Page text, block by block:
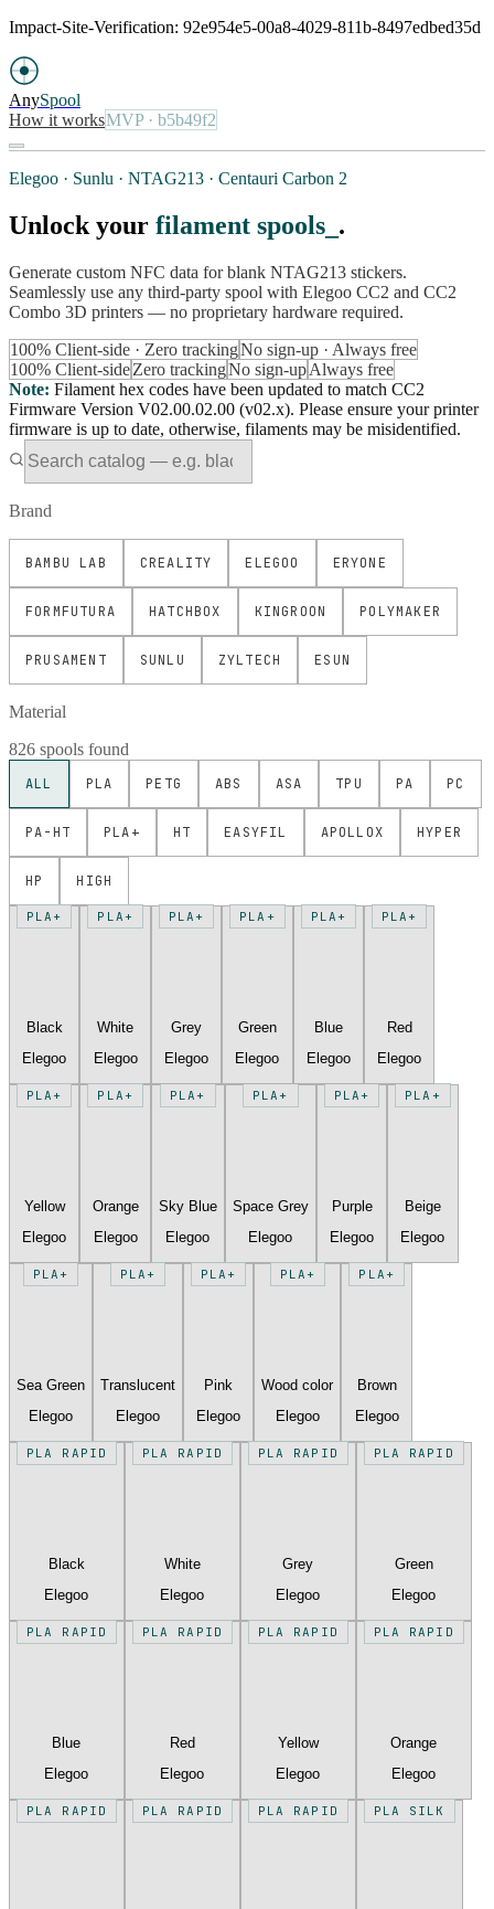
Impact-Site-Verification: 92e954e5-00a8-4029-811b-8497edbed35d
AnySpool
How it worksMVP· b5b49f2
Elegoo · Sunlu · NTAG213 · Centauri Carbon 2
Unlock your filament spools .
Generate custom NFC data for blank NTAG213 stickers.
Seamlessly use any third-party spool with Elegoo CC2 and CC2
Combo 3D printers — no proprietary hardware required.
100% Client-side · Zero trackingNo sign-up · Always free
100% Client-sideZero trackingNo sign-upAlways free
Note: Filament hex codes have been updated to match CC2
Firmware Version V02.00.02.00 (v02.x). Please ensure your printer
firmware is up to date, otherwise, filaments may be misidentified.
Brand
BAMBU LAB CREALITY ELEGOO ERYONE
FORMFUTURA HATCHBOX KINGROON POLYMAKER
PRUSAMENT SUNLU ZYLTECH ESUN
Material
826 spools found
ALL PLA PETG ABS ASA TPU PA PC
PA-HT PLA+ HT EASYFIL APOLLOX HYPER
HP HIGH
PLA+
Black
Elegoo
PLA+
White
Elegoo
PLA+
Grey
Elegoo
PLA+
Green
Elegoo
PLA+
Blue
Elegoo
PLA+
Red
Elegoo
PLA+
Yellow
Elegoo
PLA+
Orange
Elegoo
PLA+
Sky Blue
Elegoo
PLA+
Space Grey
Elegoo
PLA+
Purple
Elegoo
PLA+
Beige
Elegoo
PLA+
Sea Green
Elegoo
PLA+
Translucent
Elegoo
PLA+
Pink
Elegoo
PLA+
Wood color
Elegoo
PLA+
Brown
Elegoo
PLA RAPID
Black
Elegoo
PLA RAPID
White
Elegoo
PLA RAPID
Grey
Elegoo
PLA RAPID
Green
Elegoo
PLA RAPID
Blue
Elegoo
PLA RAPID
Red
Elegoo
PLA RAPID
Yellow
Elegoo
PLA RAPID
Orange
Elegoo
PLA RAPID PLA RAPID PLA RAPID PLA SILK